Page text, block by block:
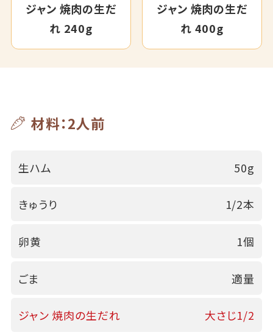
ジャン 焼肉の生だ
れ 240g
ジャン 焼肉の生だ
れ 400g
材料：2人前
生ハム 50g
きゅうり 1/2本
卵黄 1個
ごま 適量
ジャン 焼肉の生だれ 大さじ1/2